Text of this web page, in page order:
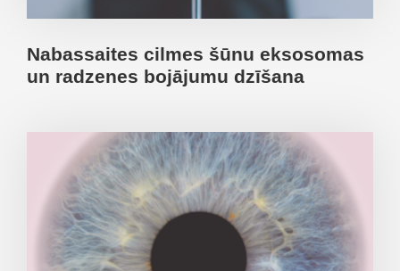
Nabassaites cilmes šūnu eksosomas
un radzenes bojājumu dzīšana